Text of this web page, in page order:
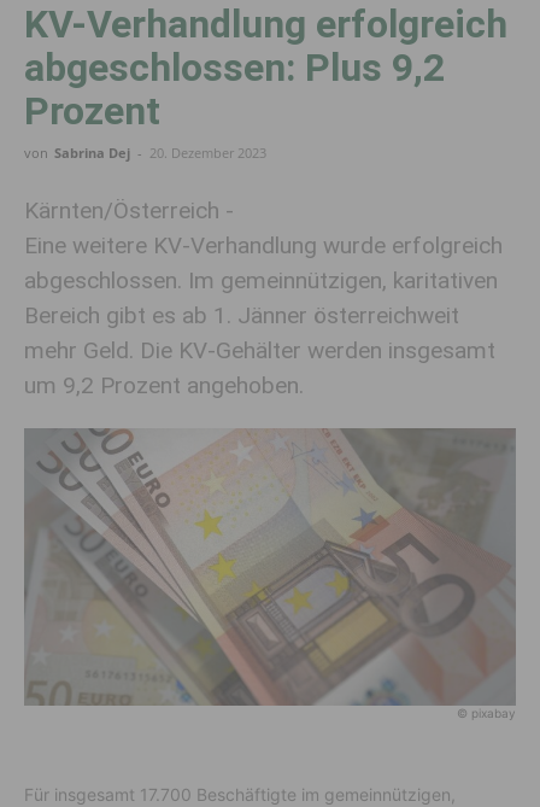
KV-Verhandlung erfolgreich
abgeschlossen: Plus 9,2
Prozent
von Sabrina Dej - 20. Dezember 2023
Kärnten/Österreich -
Eine weitere KV-Verhandlung wurde erfolgreich
abgeschlossen. Im gemeinnützigen, karitativen
Bereich gibt es ab 1. Jänner österreichweit
mehr Geld. Die KV-Gehälter werden insgesamt
um 9,2 Prozent angehoben.
© pixabay
Für insgesamt 17.700 Beschäftigte im gemeinnützigen,